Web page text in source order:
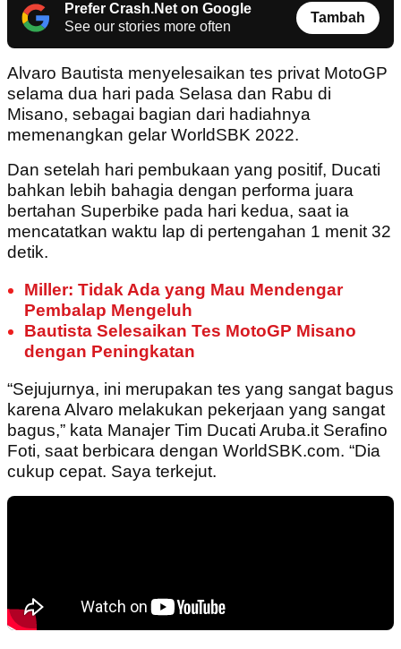
Prefer Crash.Net on Google
See our stories more often
Tambah
Alvaro Bautista menyelesaikan tes privat MotoGP
selama dua hari pada Selasa dan Rabu di
Misano, sebagai bagian dari hadiahnya
memenangkan gelar WorldSBK 2022.
Dan setelah hari pembukaan yang positif, Ducati
bahkan lebih bahagia dengan performa juara
bertahan Superbike pada hari kedua, saat ia
mencatatkan waktu lap di pertengahan 1 menit 32
detik.
Miller: Tidak Ada yang Mau Mendengar
Pembalap Mengeluh
Bautista Selesaikan Tes MotoGP Misano
dengan Peningkatan
“Sejujurnya, ini merupakan tes yang sangat bagus
karena Alvaro melakukan pekerjaan yang sangat
bagus,” kata Manajer Tim Ducati Aruba.it Serafino
Foti, saat berbicara dengan WorldSBK.com. “Dia
cukup cepat. Saya terkejut.